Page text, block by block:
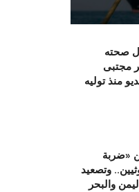
صحته
مجتبى
منذ توليه
«ضربة
وتصعيد
والبحر